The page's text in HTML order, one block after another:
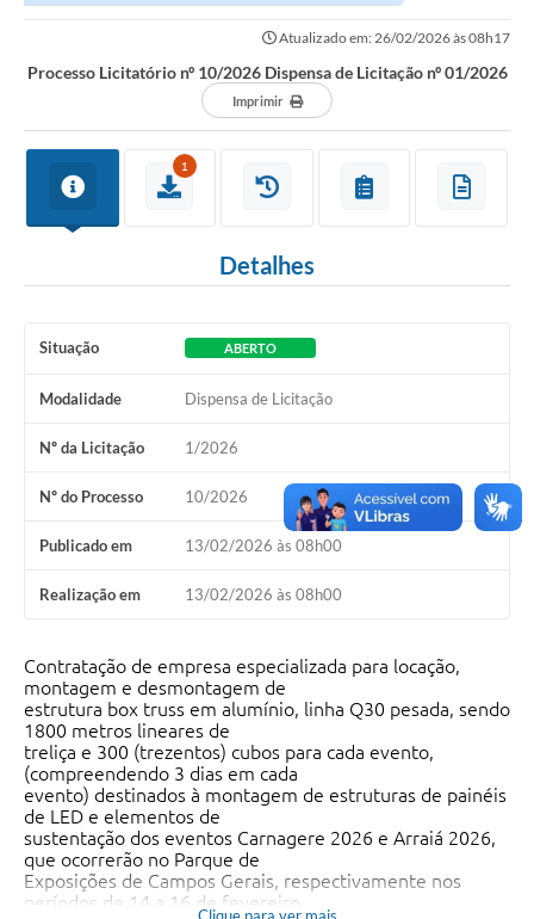
Atualizado em: 26/02/2026 às 08h17
Processo Licitatório nº 10/2026 Dispensa de Licitação nº 01/2026
Imprimir
1
Detalhes
Situação ABERTO
Modalidade Dispensa de Licitação
Nº da Licitação 1/2026
Nº do Processo 10/2026
Publicado em 13/02/2026 às 08h00
Realização em 13/02/2026 às 08h00
Contratação de empresa especializada para locação,
montagem e desmontagem de
estrutura box truss em alumínio, linha Q30 pesada, sendo
1800 metros lineares de
treliça e 300 (trezentos) cubos para cada evento,
(compreendendo 3 dias em cada
evento) destinados à montagem de estruturas de painéis
de LED e elementos de
sustentação dos eventos Carnagere 2026 e Arraiá 2026,
que ocorrerão no Parque de
Exposições de Campos Gerais, respectivamente nos
períodos de 14 a 16 de fevereiro